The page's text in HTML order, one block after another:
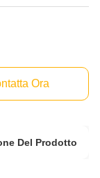
Ora
Del Prodotto